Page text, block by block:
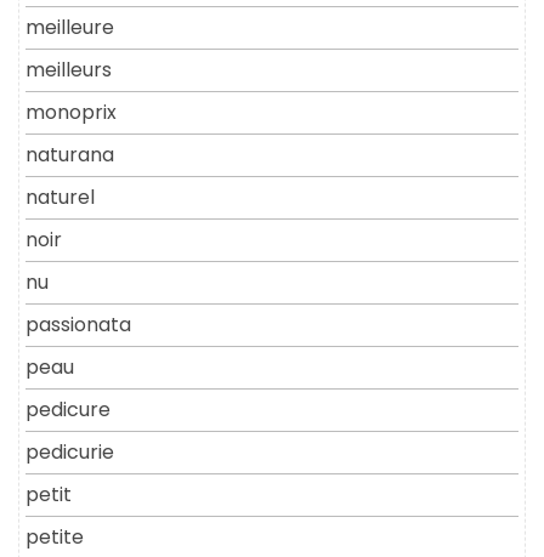
meilleure
meilleurs
monoprix
naturana
naturel
noir
nu
passionata
peau
pedicure
pedicurie
petit
petite